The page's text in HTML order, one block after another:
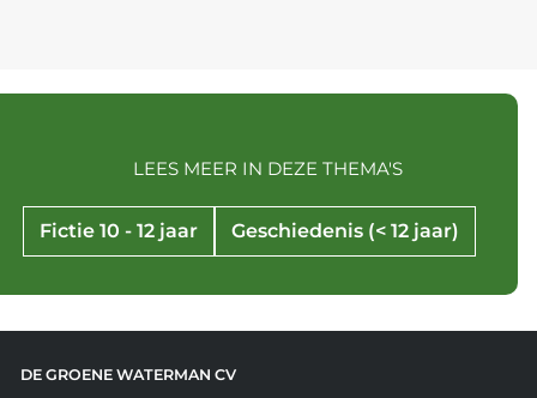
Fictie 10 - 12 jaar Geschiedenis (< 12 jaar)
LEES MEER IN DEZE THEMA'S
DE GROENE WATERMAN CV